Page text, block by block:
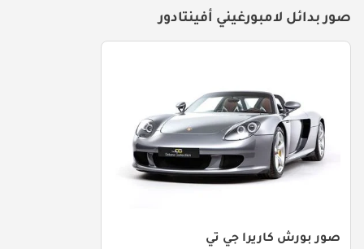
صور بدائل لامبورغيني أفينتادور
صور بورش كاريرا جي تي